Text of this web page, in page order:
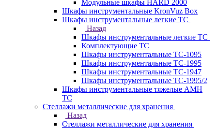
Модульные шкафы HARD 2000
Шкафы инструментальные KronVuz Box
Шкафы инструментальные легкие ТС
Назад
Шкафы инструментальные легкие ТС
Комплектующие ТС
Шкафы инструментальные TC-1095
Шкафы инструментальные TC-1995
Шкафы инструментальные ТС-1947
Шкафы инструментальные ТС-1995/2
Шкафы инструментальные тяжелые AMH
TC
Стеллажи металлические для хранения
Назад
Стеллажи металлические для хранения